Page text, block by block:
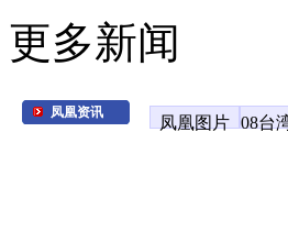
更多新闻
凤凰资讯
凤凰图片 08台